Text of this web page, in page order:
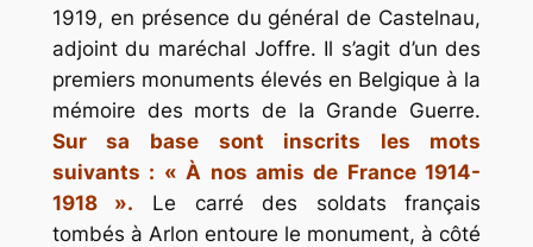
1919, en présence du général de Castelnau,
adjoint du maréchal Joffre. Il s’agit d’un des
premiers monuments élevés en Belgique à la
mémoire des morts de la Grande Guerre.
Sur sa base sont inscrits les mots
suivants : « À nos amis de France 1914-
1918 ». Le carré des soldats français
tombés à Arlon entoure le monument, à côté